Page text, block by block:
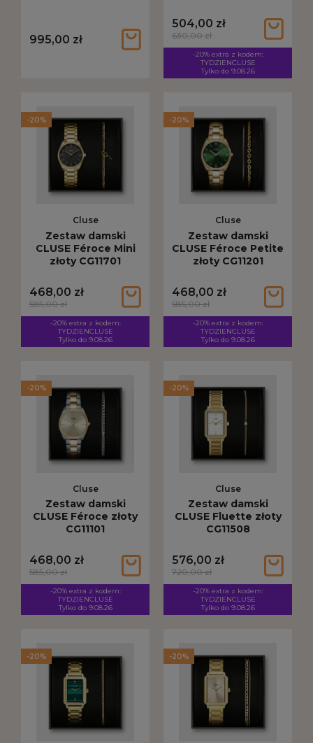
995,00 zł
504,00 zł
630,00 zł
-20% extra z kodem:
TYDZIENCLUSE
Tylko do 9.08.26
Cluse
Zestaw damski
CLUSE Féroce Mini
złoty CG11701
468,00 zł
585,00 zł
-20% extra z kodem:
TYDZIENCLUSE
Tylko do 9.08.26
-20%
Cluse
Zestaw damski
CLUSE Féroce Petite
złoty CG11201
468,00 zł
585,00 zł
-20% extra z kodem:
TYDZIENCLUSE
Tylko do 9.08.26
-20%
Cluse
Zestaw damski
CLUSE Féroce złoty
CG11101
468,00 zł
585,00 zł
-20% extra z kodem:
TYDZIENCLUSE
Tylko do 9.08.26
-20%
Cluse
Zestaw damski
CLUSE Fluette złoty
CG11508
576,00 zł
720,00 zł
-20% extra z kodem:
TYDZIENCLUSE
Tylko do 9.08.26
-20%
-20% -20%